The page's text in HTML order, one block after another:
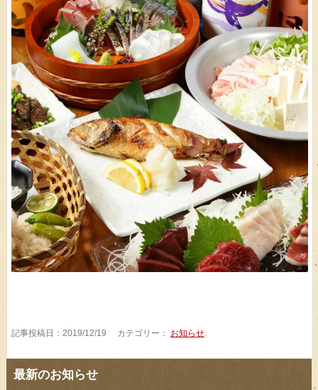
記事投稿日：2019/12/19 カテゴリー： お知らせ.
最新のお知らせ